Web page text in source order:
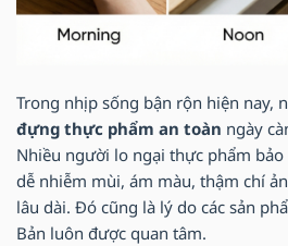
Trong nhịp sống bận rộn hiện nay,
đựng thực phẩm an toàn ngày
Nhiều người lo ngại thực phẩm
dễ nhiễm mùi, ám màu, thậm chí
lâu dài. Đó cũng là lý do các sản
Bản luôn được quan tâm.